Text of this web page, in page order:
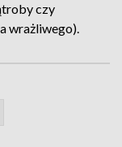
czy
wrażliwego).